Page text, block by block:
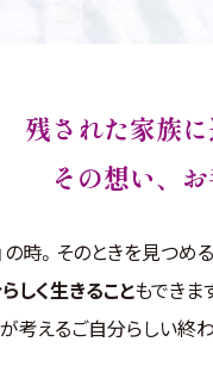
残された家族に
その想い、
時。そのときを見つ
しく生きることもできま
考えるご自分らしい終